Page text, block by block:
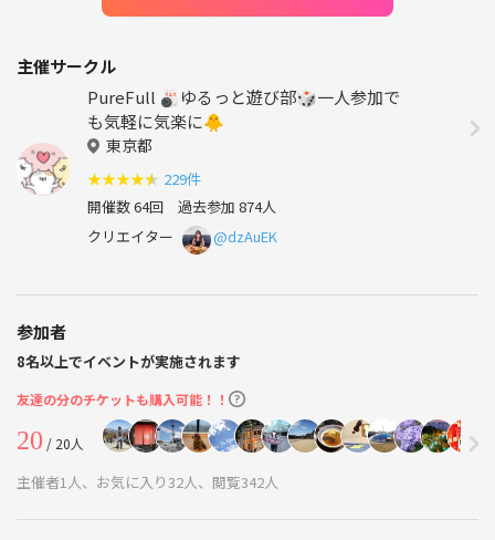
主催サークル
PureFull 🎳ゆるっと遊び部🎲一人参加で
も気軽に気楽に🐥
東京都
★★★★★ 229件
開催数 64回 過去参加 874人
クリエイター
@dzAuEK
参加者
8名以上でイベントが実施されます
友達の分のチケットも購入可能！！
20 / 20人
主催者1人、お気に入り32人、閲覧342人